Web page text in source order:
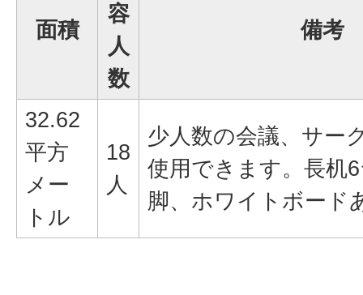
面積
容
人
数
備考
32.62
平方
メー
トル
18
人
少人数の会議、サー
使用できます。長机
脚、ホワイトボード